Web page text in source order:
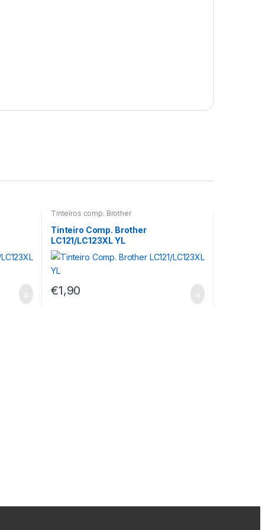
Tinteiros comp. Brother
Tinteiro Comp. Brother
LC121/LC123XL YL
€1,90